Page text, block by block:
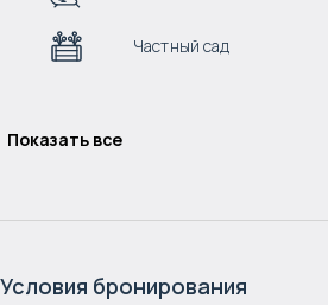
Частный сад
Показать все
Условия бронирования